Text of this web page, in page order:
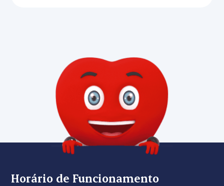
Horário de Funcionamento